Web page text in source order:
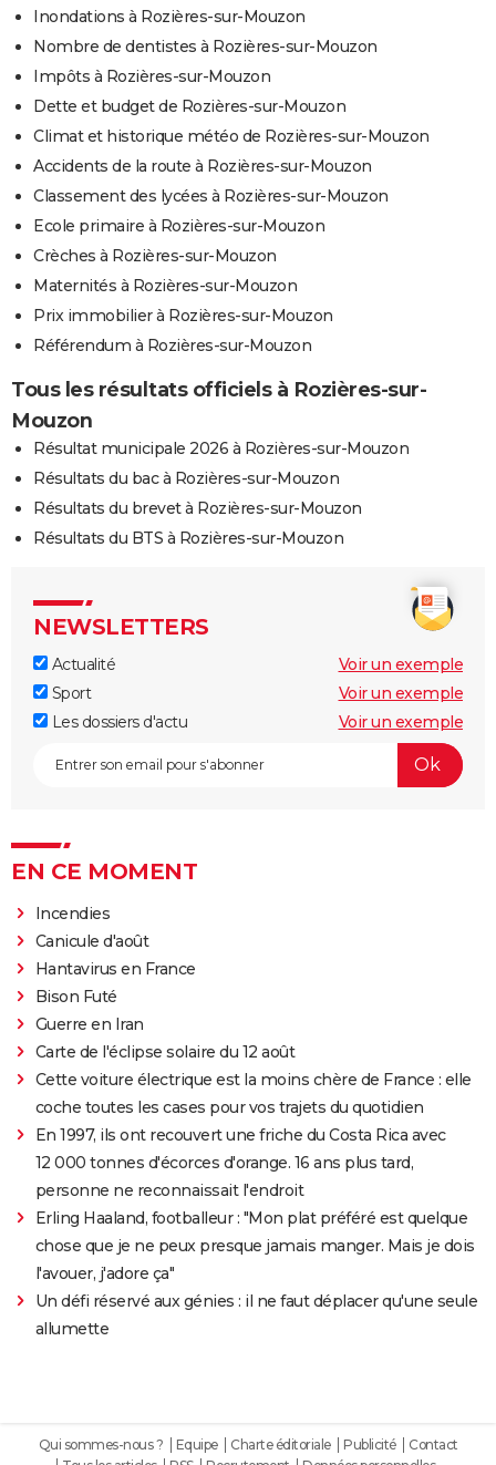
Inondations à Rozières-sur-Mouzon
Nombre de dentistes à Rozières-sur-Mouzon
Impôts à Rozières-sur-Mouzon
Dette et budget de Rozières-sur-Mouzon
Climat et historique météo de Rozières-sur-Mouzon
Accidents de la route à Rozières-sur-Mouzon
Classement des lycées à Rozières-sur-Mouzon
Ecole primaire à Rozières-sur-Mouzon
Crèches à Rozières-sur-Mouzon
Maternités à Rozières-sur-Mouzon
Prix immobilier à Rozières-sur-Mouzon
Référendum à Rozières-sur-Mouzon
Tous les résultats officiels à Rozières-sur-
Mouzon
Résultat municipale 2026 à Rozières-sur-Mouzon
Résultats du bac à Rozières-sur-Mouzon
Résultats du brevet à Rozières-sur-Mouzon
Résultats du BTS à Rozières-sur-Mouzon
NEWSLETTERS
Actualité
Voir un exemple
Sport
Voir un exemple
Les dossiers d'actu
Voir un exemple
EN CE MOMENT
Incendies
Canicule d'août
Hantavirus en France
Bison Futé
Guerre en Iran
Carte de l'éclipse solaire du 12 août
Cette voiture électrique est la moins chère de France : elle
coche toutes les cases pour vos trajets du quotidien
En 1997, ils ont recouvert une friche du Costa Rica avec
12 000 tonnes d'écorces d'orange. 16 ans plus tard,
personne ne reconnaissait l'endroit
Erling Haaland, footballeur : "Mon plat préféré est quelque
chose que je ne peux presque jamais manger. Mais je dois
l'avouer, j'adore ça"
Un défi réservé aux génies : il ne faut déplacer qu'une seule
allumette
Qui sommes-nous ? Equipe Charte éditoriale Publicité
Contact